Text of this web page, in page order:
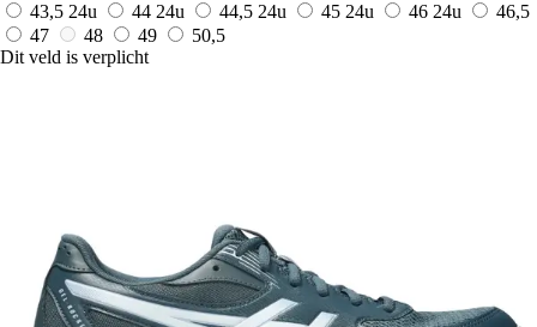
43,5 24u 44 24u 44,5 24u 45 24u 46 24u
46,5
47
48 49
50,5
Dit veld is verplicht